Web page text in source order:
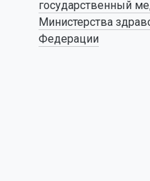
государственный
Министерства
Федерации